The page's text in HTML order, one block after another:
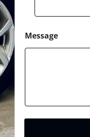
Message